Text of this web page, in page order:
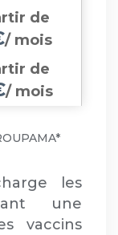
de
/ mois
de
/ mois
les
une
vaccins